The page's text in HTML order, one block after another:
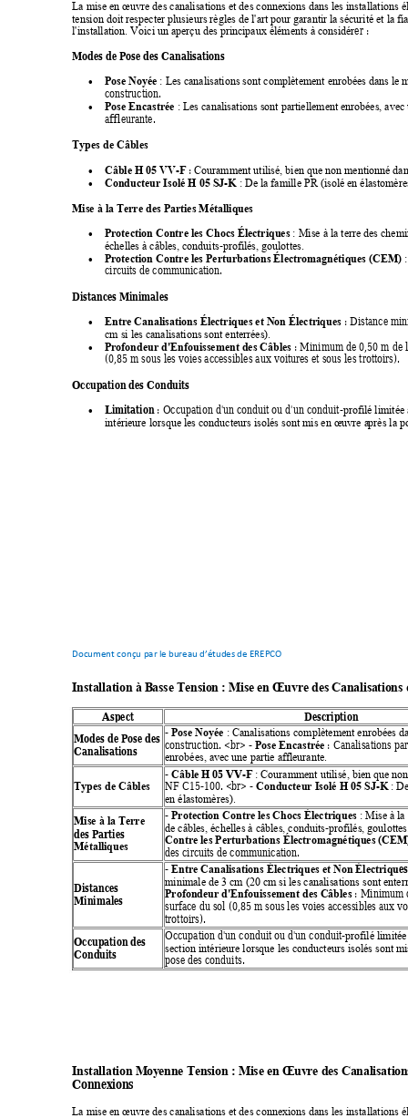
La mise en œuvre des canalisations et des connexions dans les installations
tension doit respecter plusieurs règles de l'art pour garantir la sécurité et la
l'installation. Voici un aperçu des principaux éléments à considérer :
Modes de Pose des Canalisations
 Pose Noyée : Les canalisations sont complètement enrobées dans le
construction.
 Pose Encastrée : Les canalisations sont partiellement enrobées,
affleurante.
Types de Câbles
 Câble H 05 VV-F : Couramment utilisé, bien que non mentionné
 Conducteur Isolé H 05 SJ-K : De la famille PR (isolé en
Mise à la Terre des Parties Métalliques
 Protection Contre les Chocs Électriques : Mise à la terre des
échelles à câbles, conduits-profilés, goulottes.
 Protection Contre les Perturbations Électromagnétiques (CEM)
circuits de communication.
Distances Minimales
 Entre Canalisations Électriques et Non Électriques : Distance
cm si les canalisations sont enterrées).
 Profondeur d'Enfouissement des Câbles : Minimum de 0,50 m de
(0,85 m sous les voies accessibles aux voitures et sous les trottoirs).
Occupation des Conduits
 Limitation : Occupation d'un conduit ou d'un conduit-profilé limitée
intérieure lorsque les conducteurs isolés sont mis en œuvre après la
Document conçu par le bureau d’études de EREPCO
Installation à Basse Tension : Mise en Œuvre des Canalisations
Aspect
Description
Modes de Pose des
Canalisations
- Pose Noyée : Canalisations complètement enrobées
construction. <br> - Pose Encastrée : Canalisations
enrobées, avec une partie affleurante.
Types de Câbles
- Câble H 05 VV-F : Couramment utilisé, bien que
NF C15-100. <br> - Conducteur Isolé H 05 SJ-K :
en élastomères).
Mise à la Terre
des Parties
Métalliques
- Protection Contre les Chocs Électriques : Mise à la
de câbles, échelles à câbles, conduits-profilés,
Contre les Perturbations Électromagnétiques
des circuits de communication.
Distances
Minimales
- Entre Canalisations Électriques et Non Électriques
minimale de 3 cm (20 cm si les canalisations sont
Profondeur d'Enfouissement des Câbles : Minimum
surface du sol (0,85 m sous les voies accessibles aux
trottoirs).
Occupation des
Conduits
Occupation d'un conduit ou d'un conduit-profilé limitée
section intérieure lorsque les conducteurs isolés sont
pose des conduits.
Installation Moyenne Tension : Mise en Œuvre des Canalisati
Connexions
La mise en œuvre des canalisations et des connexions dans les installations